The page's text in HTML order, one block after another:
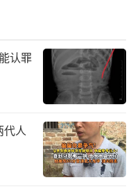
请记住，黄金需要
跑者。（责任编辑：088
认罪
代人